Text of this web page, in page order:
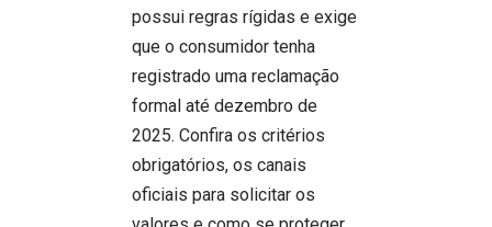
possui regras rígidas e exige
que o consumidor tenha
registrado uma reclamação
formal até dezembro de
2025. Confira os critérios
obrigatórios, os canais
oficiais para solicitar os